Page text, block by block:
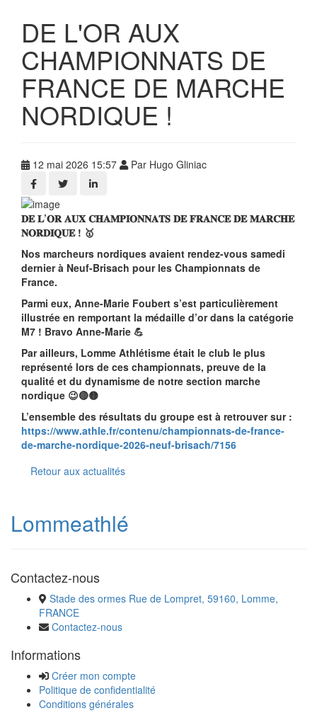
DE L'OR AUX
CHAMPIONNATS DE
FRANCE DE MARCHE
NORDIQUE !
12 mai 2026 15:57 Par Hugo Gliniac
𝐃𝐄 𝐋’𝐎𝐑 𝐀𝐔𝐗 𝐂𝐇𝐀𝐌𝐏𝐈𝐎𝐍𝐍𝐀𝐓𝐒 𝐃𝐄 𝐅𝐑𝐀𝐍𝐂𝐄 𝐃𝐄 𝐌𝐀𝐑𝐂𝐇𝐄
𝐍𝐎𝐑𝐃𝐈𝐐𝐔𝐄 ! 🥇
Nos marcheurs nordiques avaient rendez-vous samedi
dernier à Neuf-Brisach pour les Championnats de
France.
Parmi eux, Anne-Marie Foubert s’est particulièrement
illustrée en remportant la médaille d’or dans la catégorie
M7 ! Bravo Anne-Marie 💪
Par ailleurs, Lomme Athlétisme était le club le plus
représenté lors de ces championnats, preuve de la
qualité et du dynamisme de notre section marche
nordique 😉🔴🟡
L’ensemble des résultats du groupe est à retrouver sur :
https://www.athle.fr/contenu/championnats-de-france-
de-marche-nordique-2026-neuf-brisach/7156
Retour aux actualités
Lommeathlé
Contactez-nous
Stade des ormes Rue de Lompret, 59160, Lomme,
FRANCE
Contactez-nous
Informations
Créer mon compte
Politique de confidentialité
Conditions générales